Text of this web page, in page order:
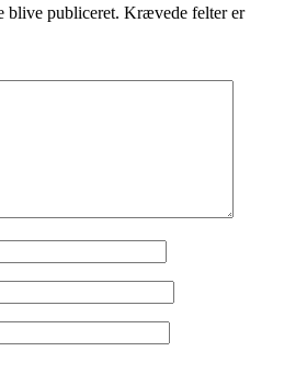
blive publiceret. Krævede felter er